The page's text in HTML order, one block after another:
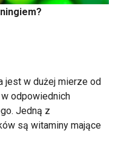
jest w dużej mierze od
odpowiednich
Jedną z
są witaminy mające